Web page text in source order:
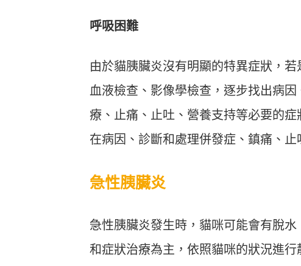
呼吸困難
由於貓胰臟炎沒有明顯的特異症狀，
血液檢查、影像學檢查，逐步找出病
療、止痛、止吐、營養支持等必要的
在病因、診斷和處理併發症、鎮痛、
急性胰臟炎
急性胰臟炎發生時，貓咪可能會有脫
和症狀治療為主，依照貓咪的狀況進